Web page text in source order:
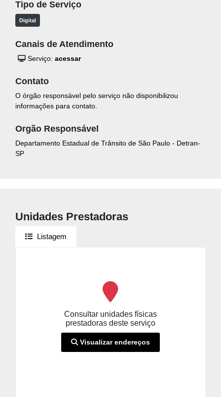
Tipo de Serviço
Digital
Canais de Atendimento
Serviço: acessar
Contato
O órgão responsável pelo serviço não disponibilizou
informações para contato.
Orgão Responsável
Departamento Estadual de Trânsito de São Paulo - Detran-
SP
Unidades Prestadoras
Listagem
Consultar unidades físicas
prestadoras deste serviço
Visualizar endereços